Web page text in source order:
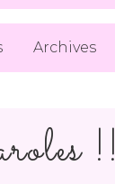
Archives
!!